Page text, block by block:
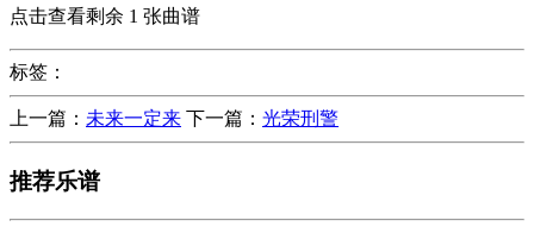
点击查看剩余 1 张曲谱
标签：
上一篇： 未来一定来 下一篇： 光荣刑警
推荐乐谱